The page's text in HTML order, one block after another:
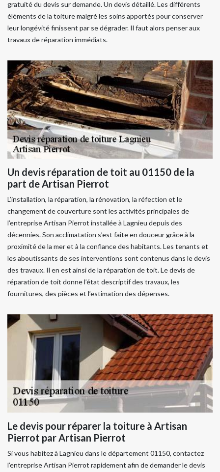
gratuité du devis sur demande. Un devis détaillé. Les différents
éléments de la toiture malgré les soins apportés pour conserver
leur longévité finissent par se dégrader. Il faut alors penser aux
travaux de réparation immédiats.
Un devis réparation de toit au 01150 de la
part de Artisan Pierrot
L’installation, la réparation, la rénovation, la réfection et le
changement de couverture sont les activités principales de
l’entreprise Artisan Pierrot installée à Lagnieu depuis des
décennies. Son acclimatation s’est faite en douceur grâce à la
proximité de la mer et à la confiance des habitants. Les tenants et
les aboutissants de ses interventions sont contenus dans le devis
des travaux. Il en est ainsi de la réparation de toit. Le devis de
réparation de toit donne l’état descriptif des travaux, les
fournitures, des pièces et l’estimation des dépenses.
Le devis pour réparer la toiture à Artisan
Pierrot par Artisan Pierrot
Si vous habitez à Lagnieu dans le département 01150, contactez
l’entreprise Artisan Pierrot rapidement afin de demander le devis